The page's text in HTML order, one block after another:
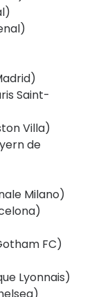
Saint-
Villa)
de
Milano)
FC)
Lyonnais)